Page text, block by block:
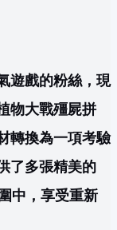
遊戲的粉絲，現
物大戰殭屍拼
轉換為一項考驗
了多張精美的
中，享受重新